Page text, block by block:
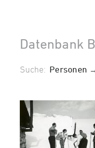
Datenbank
Suche: Personen